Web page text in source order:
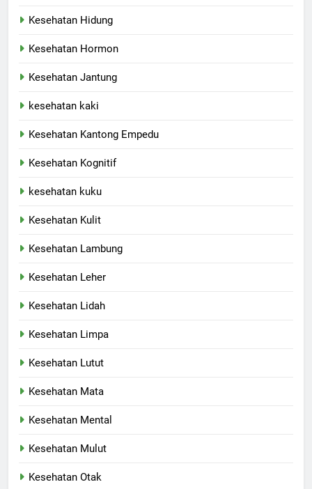
Kesehatan Hidung
Kesehatan Hormon
Kesehatan Jantung
kesehatan kaki
Kesehatan Kantong Empedu
Kesehatan Kognitif
kesehatan kuku
Kesehatan Kulit
Kesehatan Lambung
Kesehatan Leher
Kesehatan Lidah
Kesehatan Limpa
Kesehatan Lutut
Kesehatan Mata
Kesehatan Mental
Kesehatan Mulut
Kesehatan Otak